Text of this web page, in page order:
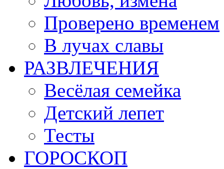
Проверено временем
В лучах славы
РАЗВЛЕЧЕНИЯ
Весёлая семейка
Детский лепет
Тесты
ГОРОСКОП